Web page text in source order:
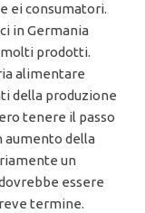
ei consumatori.
in Germania
molti prodotti.
alimentare
della produzione
tenere il passo
aumento della
un
essere
termine.